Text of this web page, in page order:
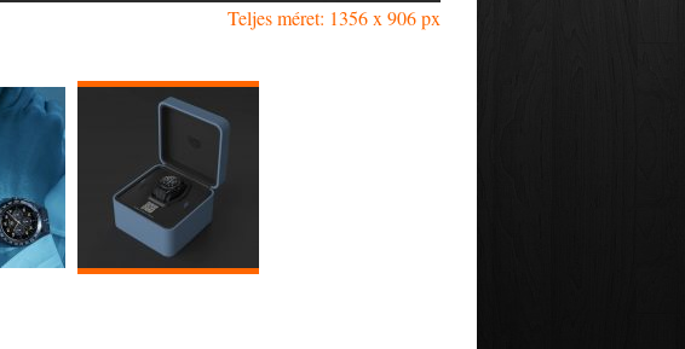
Teljes méret: 1356 x 906 px